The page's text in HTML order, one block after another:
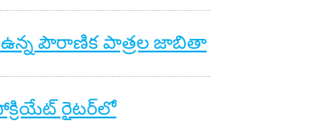
ఉన్న పౌరాణిక పాత్రల జాబితా
సోక్రియేట్ రైటర్‌లో